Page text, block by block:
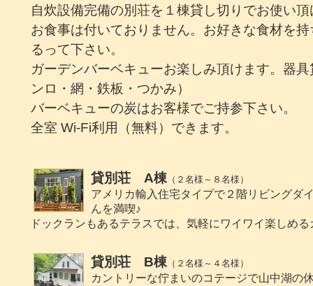
自炊設備完備の別荘を１棟貸し切りでお使い
お食事は付いておりません。お好きな食材を
るって下さい。
ガーデンバーベキューお楽しみ頂けます。器
ンロ・網・鉄板・つかみ）
バーベキューの炭はお客様でご持参下さい。
全室 Wi-Fi利用（無料）できます。
貸別荘 A棟（２名様～８名様）
アメリカ輸入住宅タイプで２階リビングダ
んを満喫♪
ドックランもあるテラスでは、気軽にワイワイ楽しめ
貸別荘 B棟（２名様～４名様）
カントリーな佇まいのコテージで山中湖の